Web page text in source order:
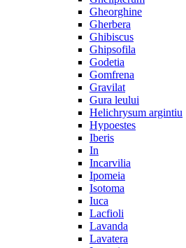
Gheorghine
Gherbera
Ghibiscus
Ghipsofila
Godetia
Gomfrena
Gravilat
Gura leului
Helichrysum argintiu
Hypoestes
Iberis
In
Incarvilia
Ipomeia
Isotoma
Iuca
Lacfioli
Lavanda
Lavatera